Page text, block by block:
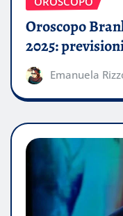
Oroscopo
2025:
Emanuela